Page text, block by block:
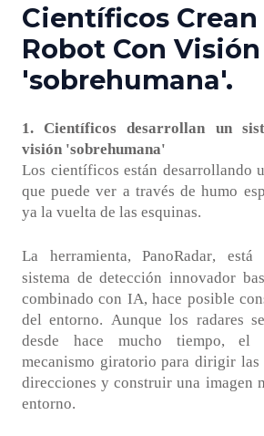
Científicos Crean
Robot Con Visión
'sobrehumana'.
1. Científicos desarrollan un
visión 'sobrehumana'
Los científicos están desarrollando
que puede ver a través de humo
ya la vuelta de las esquinas.
La herramienta, PanoRadar, está
sistema de detección innovador
combinado con IA, hace posible
del entorno. Aunque los radares
desde hace mucho tiempo,
mecanismo giratorio para dirigir las
direcciones y construir una imagen
entorno.